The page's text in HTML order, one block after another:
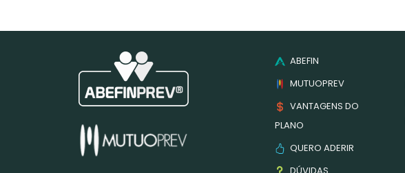
ABEFIN
MUTUOPREV
VANTAGENS DO
PLANO
QUERO ADERIR